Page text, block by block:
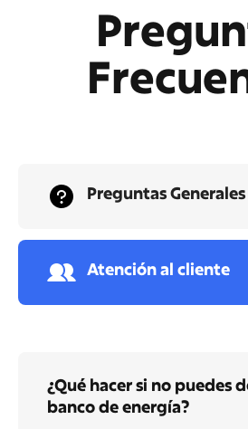
Preguntas Generales
Atención al cliente
¿Qué hacer si no puedes
banco de energía?